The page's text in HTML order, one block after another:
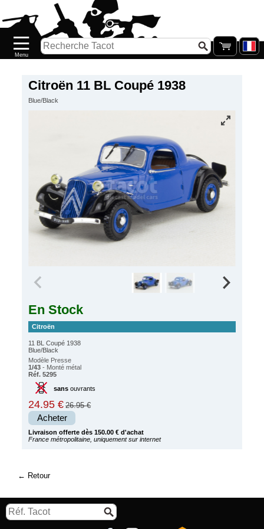
Citroën 11 BL Coupé 1938
Blue/Black
En Stock
Citroën
11 BL Coupé 1938
Blue/Black
Modèle Presse
1/43 - Monté métal
Réf. 5295
sansouvrants
24.95 € 26.95 €
Acheter
Livraison offerte dès 150.00 € d'achat
France métropolitaine, uniquement sur internet
Retour
Nouveautés
Catalogue/Stock
Galerie